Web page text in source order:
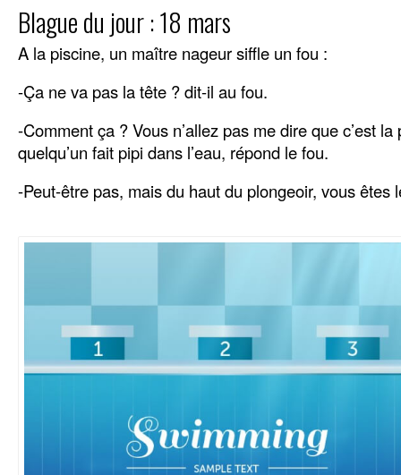
Blague du jour : 18 mars
A la piscine, un maître nageur siffle un fou :
-Ça ne va pas la tête ? dit-il au fou.
-Comment ça ? Vous n’allez pas me dire que c’est
quelqu’un fait pipi dans l’eau, répond le fou.
-Peut-être pas, mais du haut du plongeoir, vous êtes